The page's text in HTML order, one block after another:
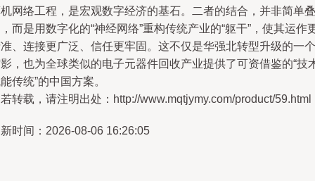
网络工程，是宏观数字经济的基石。二者的结合，并非简单叠
而是用数字化的“神经网络”重构传统产业的“躯干”，使其运作
、连接更广泛、信任更牢固。这不仅是华强北转型升级的一个
，也为全球类似的电子元器件回收产业提供了可资借鉴的“技
传统”的中国方案。
转载，请注明出处：http://www.mqtjymy.com/product/59.html
时间：2026-08-06 16:26:05